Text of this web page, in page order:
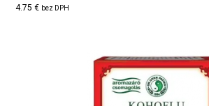
4.75 € bez DPH